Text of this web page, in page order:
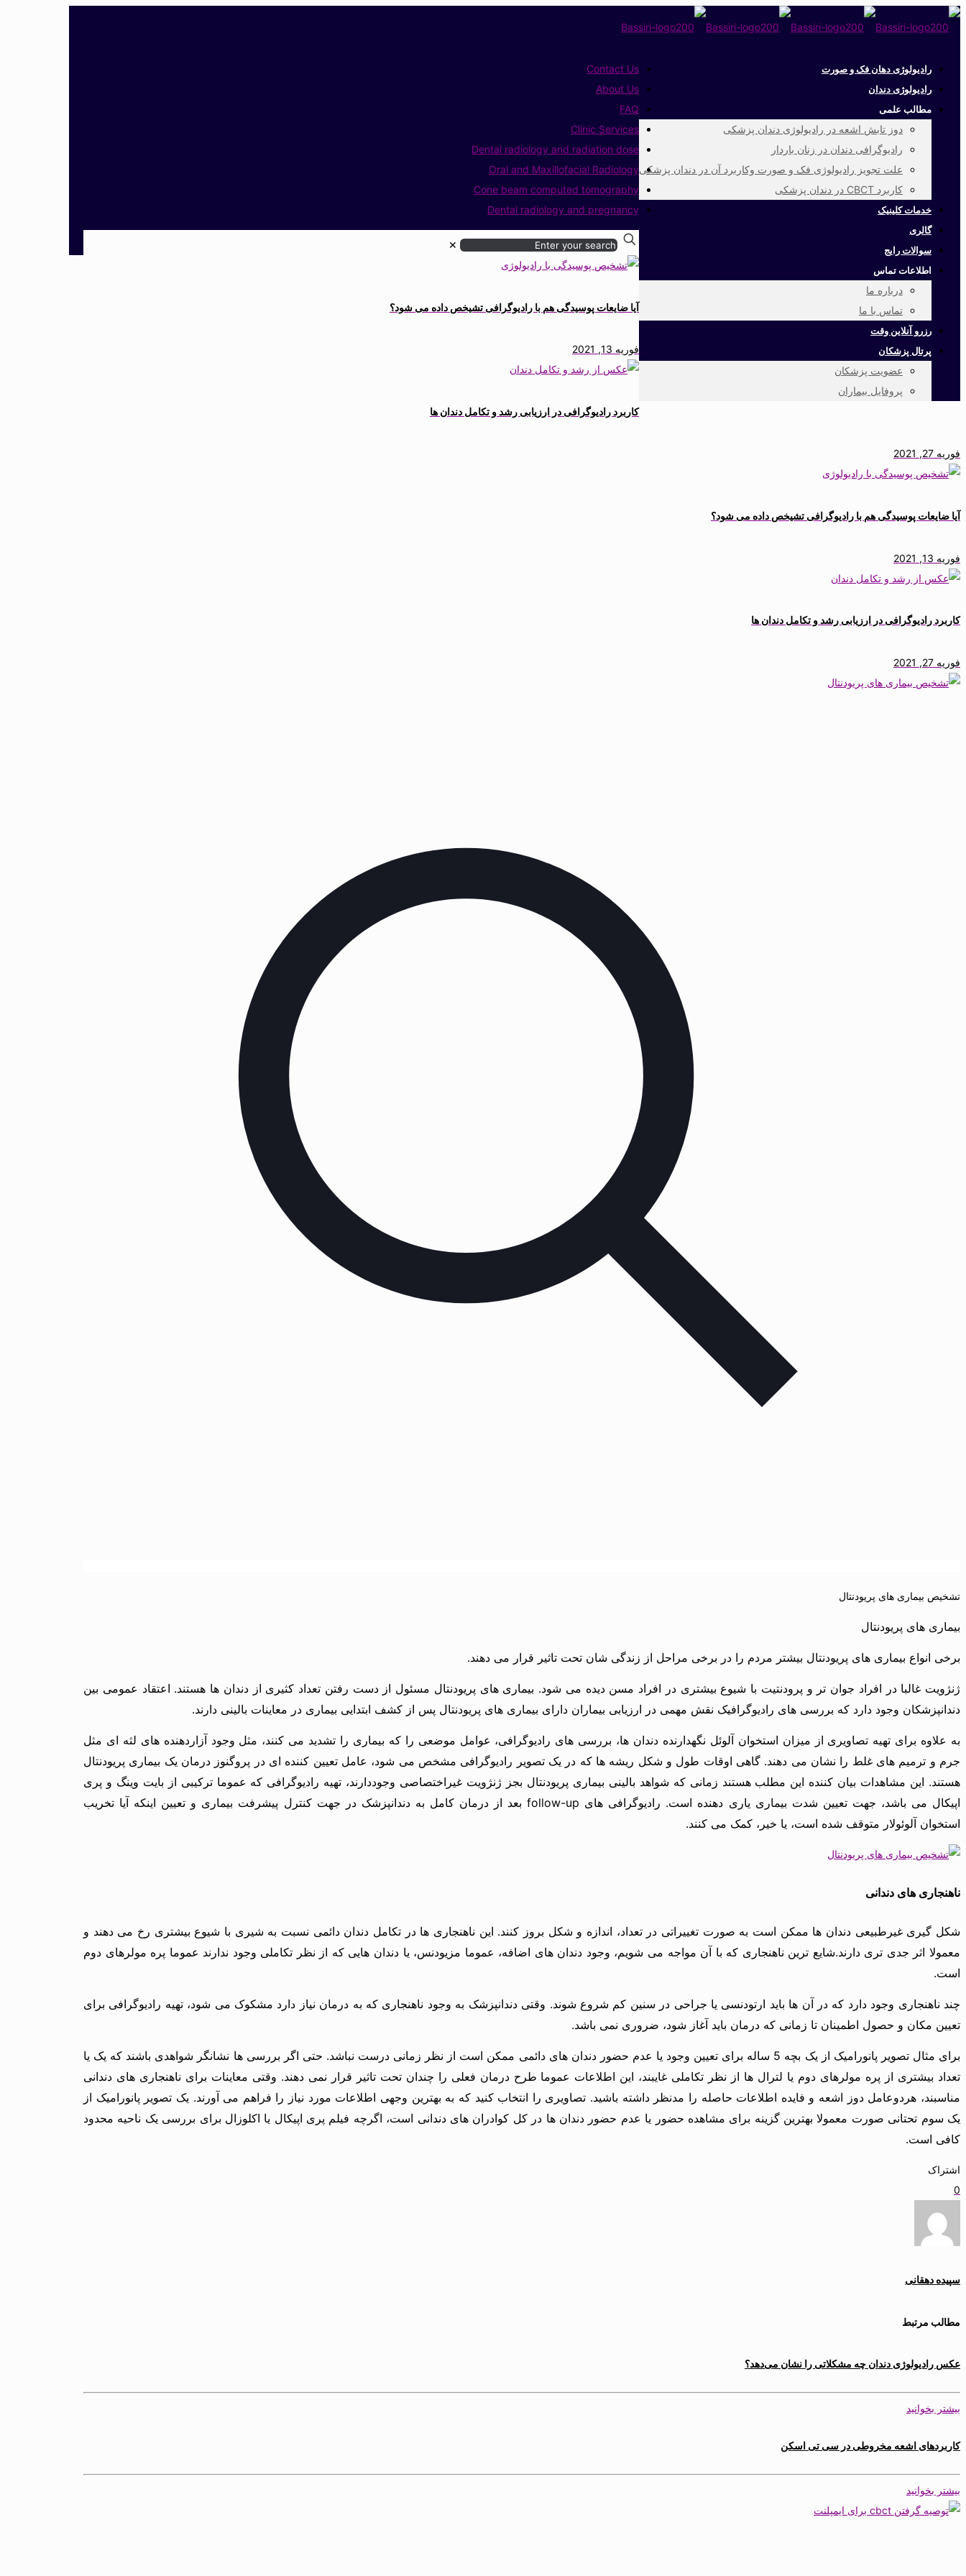
رادیولوژی دهان فک و صورت
رادیولوژی دندان
مطالب علمی
دوز تابش اشعه در رادیولوژی دندان پزشکی
رادیوگرافی دندان در زنان باردار
علت تجویز رادیولوژی فک و صورت وکاربرد آن در دندان پزشکی
کاربرد CBCT در دندان پزشکی
خدمات کلینیک
گالری
سوالات رایج
اطلاعات تماس
درباره ما
تماس با ما
رزرو آنلاین وقت
پرتال پزشکان
عضویت پزشکان
پروفایل بیماران
Contact Us
About Us
FAQ
Clinic Services
Dental radiology and radiation dose
Oral and Maxillofacial Radiology
Cone beam computed tomography
Dental radiology and pregnancy
✕
آیا ضایعات پوسیدگی هم با رادیوگرافی تشیخص داده می شود؟
فوریه 13, 2021
کاربرد رادیوگرافی در ارزیابی رشد و تکامل دندان ها
فوریه 27, 2021
آیا ضایعات پوسیدگی هم با رادیوگرافی تشیخص داده می شود؟
فوریه 13, 2021
کاربرد رادیوگرافی در ارزیابی رشد و تکامل دندان ها
فوریه 27, 2021
تشخیص بیماری های پریودنتال
بیماری های پریودنتال
برخی انواع بیماری های پریودنتال بیشتر مردم را در برخی مراحل از زندگی شان تحت تاثیر قرار می دهند.
ژنژویت غالبا در افراد جوان تر و پرودنتیت با شیوع بیشتری در افراد مسن دیده می شود. بیماری های پریودنتال مسئول از دست رفتن تعداد کثیری از دندان ها هستند. اعتقاد عمومی بین
دندانپزشکان وجود دارد که بررسی های رادیوگرافیک نقش مهمی در ارزیابی بیماران دارای بیماری های پریودنتال پس از کشف ابتدایی بیماری در معاینات بالینی دارند.
به علاوه برای تهیه تصاویری از میزان استخوان آلوئل نگهدارنده دندان ها، بررسی های رادیوگرافی، عوامل موضعی را که بیماری را تشدید می کنند، مثل وجود آزاردهنده های لثه ای مثل
جرم و ترمیم های غلط را نشان می دهند. گاهی اوقات طول و شکل ریشه ها که در یک تصویر رادیوگرافی مشخص می شود، عامل تعیین کننده ای در پروگنوز درمان یک بیماری پریودنتال
هستند. این مشاهدات بیان کننده این مطلب هستند زمانی که شواهد بالینی بیماری پریودنتال بجز ژنژویت غیراختصاصی وجوددارند، تهیه رادیوگرافی که عموما ترکیبی از بایت وینگ و پری
اپیکال می باشد، جهت تعیین شدت بیماری یاری دهنده است. رادیوگرافی های follow-up بعد از درمان کامل به دندانپزشک در جهت کنترل پیشرفت بیماری و تعیین اینکه آیا تخریب
استخوان آلوئولار متوقف شده است، یا خیر، کمک می کنند.
ناهنجاری های دندانی
شکل گیری غیرطبیعی دندان ها ممکن است به صورت تغییراتی در تعداد، اندازه و شکل بروز کنند. این ناهنجاری ها در تکامل دندان دائمی نسبت به شیری با شیوع بیشتری رخ می دهند و
معمولا اثر جدی تری دارند.شایع ترین ناهنجاری که با آن مواجه می شویم، وجود دندان های اضافه، عموما مزیودنس، یا دندان هایی که از نظر تکاملی وجود ندارند عموما پره مولرهای دوم
است.
چند ناهنجاری وجود دارد که در آن ها باید ارتودنسی یا جراحی در سنین کم شروع شوند. وقتی دندانپزشک به وجود ناهنجاری که به درمان نیاز دارد مشکوک می شود، تهیه رادیوگرافی برای
تعیین مکان و حصول اطمینان تا زمانی که درمان باید آغاز شود، ضروری نمی باشد.
برای مثال تصویر پانورامیک از یک بچه 5 ساله برای تعیین وجود یا عدم حضور دندان های دائمی ممکن است از نظر زمانی درست نباشد. حتی اگر بررسی ها نشانگر شواهدی باشند که یک یا
تعداد بیشتری از پره مولرهای دوم یا لترال ها از نظر تکاملی غایبند، این اطلاعات عموما طرح درمان فعلی را چندان تحت تاثیر قرار نمی دهند. وقتی معاینات برای ناهنجاری های دندانی
مناسبند، هردوعامل دوز اشعه و فایده اطلاعات حاصله را مدنظر داشته باشید. تصاویری را انتخاب کنید که به بهترین وجهی اطلاعات مورد نیاز را فراهم می آورند. یک تصویر پانورامیک از
یک سوم تحتانی صورت معمولا بهترین گزینه برای مشاهده حضور یا عدم حضور دندان ها در کل کوادران های دندانی است، اگرچه فیلم پری اپیکال یا اکلوزال برای بررسی یک ناحیه محدود
کافی است.
اشتراک
0
سپیده دهقانی
مطالب مرتبط
عکس رادیولوژی دندان چه مشکلاتی را نشان می‌دهد؟
بیشتر بخوانید
کاربردهای اشعه مخروطی در سی تی اسکن
بیشتر بخوانید